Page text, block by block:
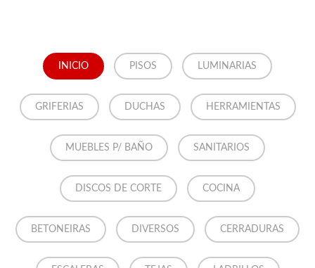
INICIO PISOS LUMINARIAS
GRIFERIAS DUCHAS HERRAMIENTAS
MUEBLES P/ BAÑO SANITARIOS
DISCOS DE CORTE COCINA
BETONEIRAS DIVERSOS CERRADURAS